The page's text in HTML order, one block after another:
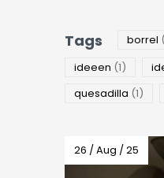
Tags borrel
ideeen (1)
quesadilla (1)
26 / Aug / 25